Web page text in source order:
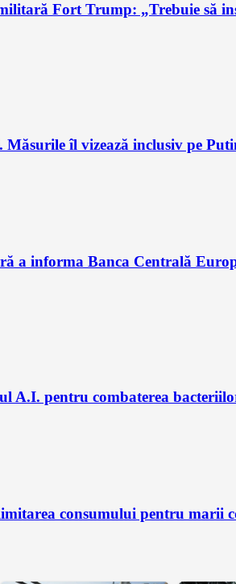
Fort Trump: „Trebuie să
îl vizează inclusiv pe
a informa Banca Centrală
A.I. pentru combaterea
consumului pentru marii